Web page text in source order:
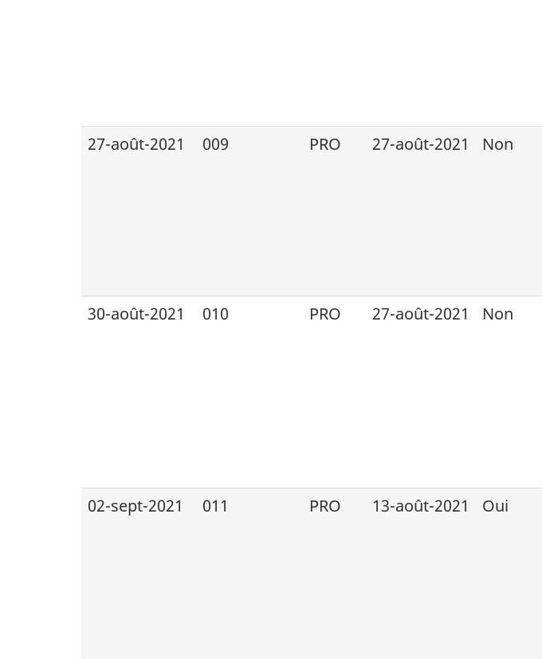
27-août-2021 009 PRO 27-août-2021 Non
30-août-2021 010 PRO 27-août-2021 Non
02-sept-2021 011 PRO 13-août-2021 Oui